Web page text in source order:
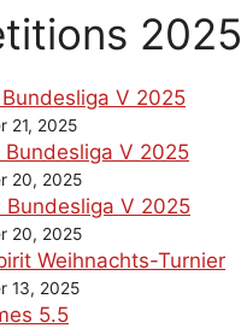
2025
Bundesliga V 2025
21, 2025
Bundesliga V 2025
20, 2025
Bundesliga V 2025
20, 2025
Weihnachts-Turnier
13, 2025
5.5